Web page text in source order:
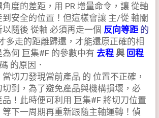
度的差距，用 PR 增量命令，讓 從軸
到安全的位置！但這樣會讓 主/從 軸關
隨後 從軸 必須再走一個 反向等距 的
多走的距離歸還，才能還原正確的相
何 巨集#F 的參數中有 去程 與回程
的原因．
當切刀發現當前產品 的 位置不正確，
切到，為了避免產品與機構損壞，必
品！此時便可利用 巨集#F 將切刀位置
等下一周期再重新跟隨主軸運轉！偵